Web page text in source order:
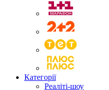
Категорії
Реаліті-шоу